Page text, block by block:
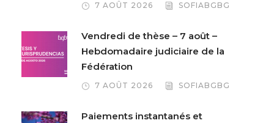
7 AOÛT 2026 SOFIABGBG
Vendredi de thèse – 7 août –
Hebdomadaire judiciaire de la
Fédération
7 AOÛT 2026 SOFIABGBG
Paiements instantanés et